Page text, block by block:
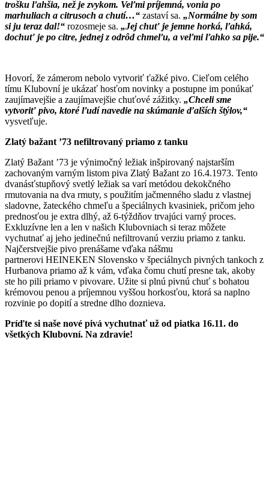
trošku ľahšia, než je zvykom. Veľmi príjemná, vonia po
marhuliach a citrusoch a chutí…“ zastaví sa. „Normálne by som
si ju teraz dal!“ rozosmeje sa. „Jej chuť je jemne horká, ľahká,
dochuť je po citre, jednej z odrôd chmeľu, a veľmi ľahko sa pije.“
Hovorí, že zámerom nebolo vytvoriť ťažké pivo. Cieľom celého
tímu Klubovní je ukázať hosťom novinky a postupne im ponúkať
zaujímavejšie a zaujímavejšie chuťové zážitky. „Chceli sme
vytvoriť pivo, ktoré ľudí navedie na skúmanie ďalších štýlov,“
vysvetľuje.
Zlatý bažant ’73 nefiltrovaný priamo z tanku
Zlatý Bažant ’73 je výnimočný ležiak inšpirovaný najstarším
zachovaným varným listom piva Zlatý Bažant zo 16.4.1973. Tento
dvanásťstupňový svetlý ležiak sa varí metódou dekokčného
rmutovania na dva rmuty, s použitím jačmenného sladu z vlastnej
sladovne, žateckého chmeľu a špeciálnych kvasiniek, pričom jeho
prednosťou je extra dlhý, až 6-týždňov trvajúci varný proces.
Exkluzívne len a len v našich Klubovniach si teraz môžete
vychutnať aj jeho jedinečnú nefiltrovanú verziu priamo z tanku.
Najčerstvejšie pivo prenášame vďaka nášmu
partnerovi HEINEKEN Slovensko v špeciálnych pivných tankoch z
Hurbanova priamo až k vám, vďaka čomu chutí presne tak, akoby
ste ho pili priamo v pivovare. Užite si plnú pivnú chuť s bohatou
krémovou penou a príjemnou vyššou horkosťou, ktorá sa naplno
rozvinie po dopití a stredne dlho doznieva.
Príďte si naše nové pivá vychutnať už od piatka 16.11. do
všetkých Klubovní. Na zdravie!